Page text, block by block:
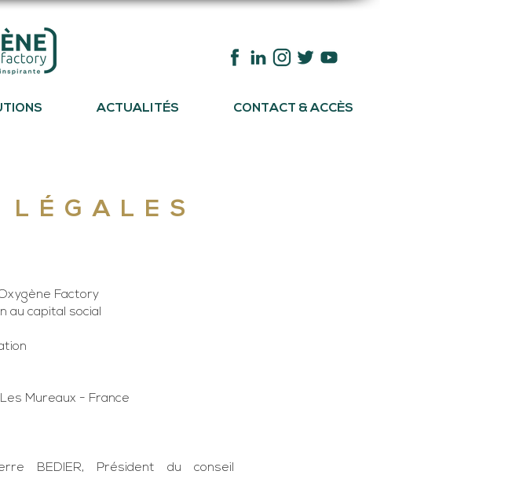
ACTUALITÉS CONTACT & ACCÈS
Factory
au capital social
Mureaux - France
BEDIER, Président du conseil